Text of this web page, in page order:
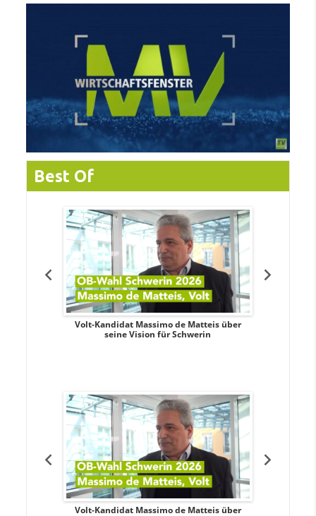
Best Of
Volt-Kandidat Massimo de Matteis über
seine Vision für Schwerin
Volt-Kandidat Massimo de Matteis über